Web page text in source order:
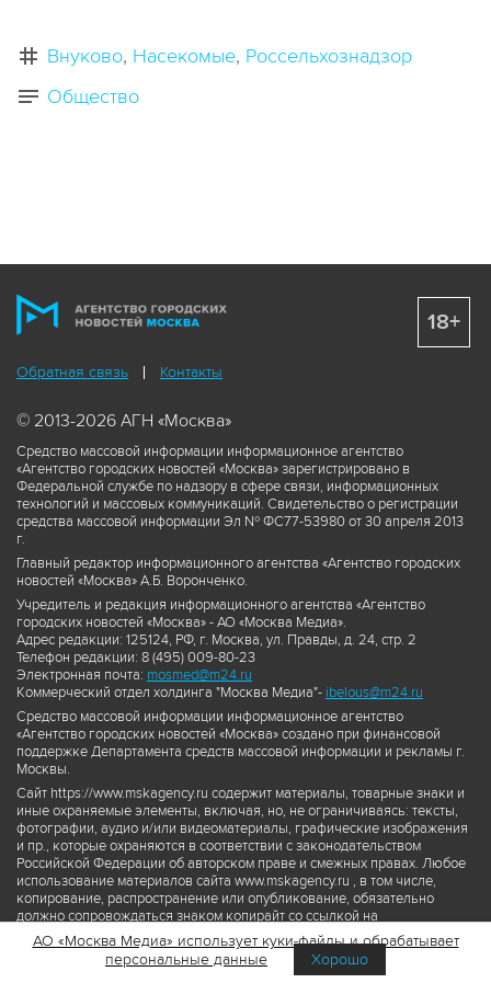
Внуково Насекомые Россельхознадзор
Общество
Обратная связь Контакты
© 2013-2026 АГН «Москва»
Средство массовой информации информационное агентство
«Агентство городских новостей «Москва» зарегистрировано в
Федеральной службе по надзору в сфере связи, информационных
технологий и массовых коммуникаций. Свидетельство о регистрации
средства массовой информации Эл № ФС77-53980 от 30 апреля 2013
г.
Главный редактор информационного агентства «Агентство городских
новостей «Москва» А.Б. Воронченко.
Учредитель и редакция информационного агентства «Агентство
городских новостей «Москва» - АО «Москва Медиа».
Адрес редакции: 125124, РФ, г. Москва, ул. Правды, д. 24, стр. 2
Телефон редакции: 8 (495) 009-80-23
Электронная почта: mosmed@m24.ru
Коммерческий отдел холдинга "Москва Медиа"- ibelous@m24.ru
Средство массовой информации информационное агентство
«Агентство городских новостей «Москва» создано при финансовой
поддержке Департамента средств массовой информации и рекламы г.
Москвы.
Сайт https://www.mskagency.ru содержит материалы, товарные знаки и
иные охраняемые элементы, включая, но, не ограничиваясь: тексты,
фотографии, аудио и/или видеоматериалы, графические изображения
и пр., которые охраняются в соответствии с законодательством
Российской Федерации об авторском праве и смежных правах. Любое
использование материалов сайта www.mskagency.ru , в том числе,
копирование, распространение или опубликование, обязательно
должно сопровождаться знаком копирайт со ссылкой на
правообладателя © АО «Москва Медиа», а также гиперссылкой на сайт
www.mskagency.ru как на первоисточник информации. Переработка
материалов сайта www.mskagency.ru не допускается.
18+
АО «Москва Медиа» использует куки-файлы и обрабатывает
персональные данные
Хорошо